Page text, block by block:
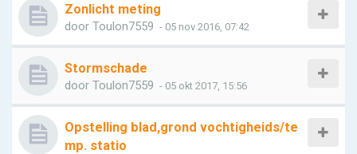
Zonlicht meting
door Toulon7559 - 05 nov 2016, 07:42
Stormschade
door Toulon7559 - 05 okt 2017, 15:56
Opstelling blad,grond vochtigheids/te
mp. statio